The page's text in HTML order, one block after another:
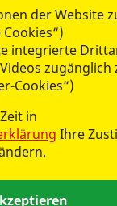
e. V.
140
der Website
integrierte
zugänglich
Cookies“)
in
Ihre